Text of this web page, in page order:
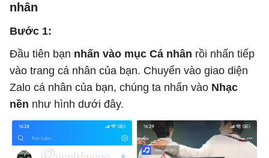
nhân
Bước 1:
Đầu tiên bạn nhấn vào mục Cá nhân rồi nhấn tiếp
vào trang cá nhân của bạn. Chuyển vào giao diện
Zalo cá nhân của bạn, chúng ta nhấn vào Nhạc
nền như hình dưới đây.